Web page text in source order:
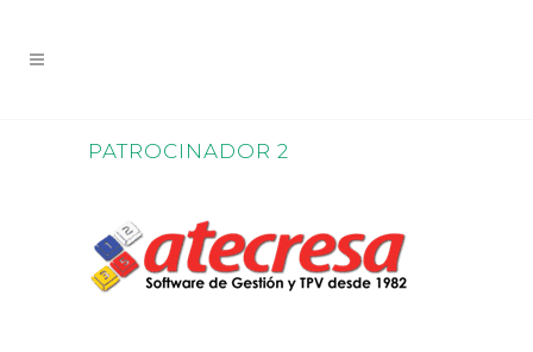
PATROCINADOR 2